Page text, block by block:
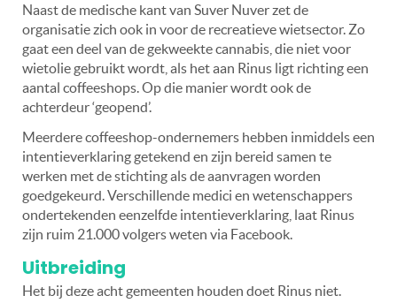
Naast de medische kant van Suver Nuver zet de
organisatie zich ook in voor de recreatieve wietsector. Zo
gaat een deel van de gekweekte cannabis, die niet voor
wietolie gebruikt wordt, als het aan Rinus ligt richting een
aantal coffeeshops. Op die manier wordt ook de
achterdeur ‘geopend’.
Meerdere coffeeshop-ondernemers hebben inmiddels een
intentieverklaring getekend en zijn bereid samen te
werken met de stichting als de aanvragen worden
goedgekeurd. Verschillende medici en wetenschappers
ondertekenden eenzelfde intentieverklaring, laat Rinus
zijn ruim 21.000 volgers weten via Facebook.
Uitbreiding
Het bij deze acht gemeenten houden doet Rinus niet.